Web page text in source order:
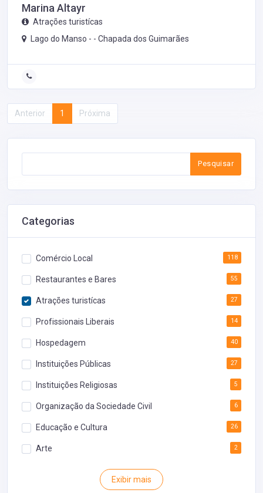
Marina Altayr
Atrações turistícas
Lago do Manso - - Chapada dos Guimarães
Anterior 1 Próxima
Pesquisar
Categorias
Comércio Local 118
Restaurantes e Bares 55
Atrações turistícas 27
Profissionais Liberais 14
Hospedagem 40
Instituições Públicas 27
Instituições Religiosas 5
Organização da Sociedade Civil 6
Educação e Cultura 26
Arte 2
Exibir mais